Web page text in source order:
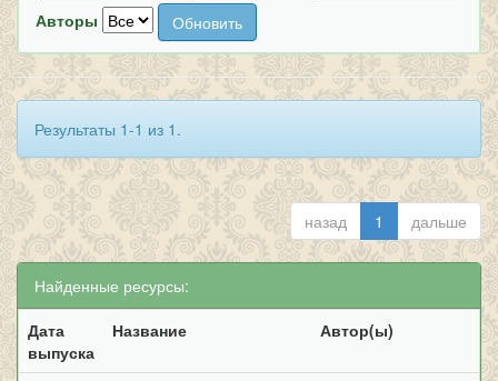
Авторы
Результаты 1-1 из 1.
назад 1 дальше
Найденные ресурсы:
Дата
выпуска
Название Автор(ы)